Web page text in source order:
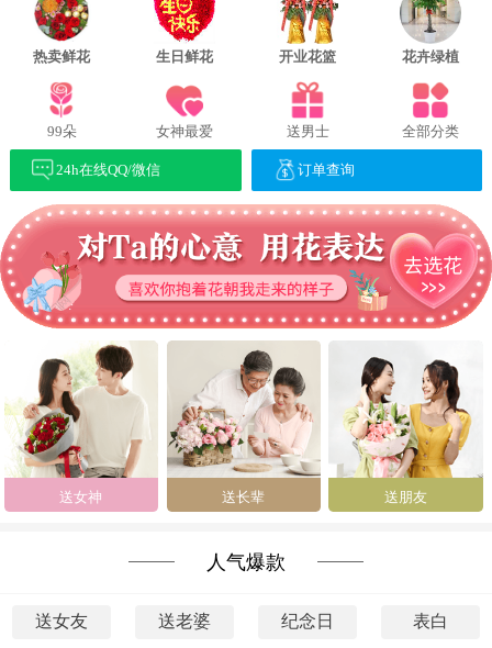
热卖鲜花 生日鲜花 开业花篮 花卉绿植
99朵 女神最爱 送男士 全部分类
24h在线QQ/微信 订单查询
送女神 送长辈 送朋友
人气爆款
送女友 送老婆 纪念日 表白